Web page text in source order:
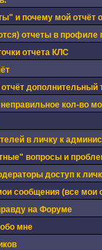
и почему мой отчёт
отчеты в профиле
отчета КЛС
дополнительный
кол-во
в личку к
вопросы и
доступ к
сообщения (все мои
на Форуме
мне